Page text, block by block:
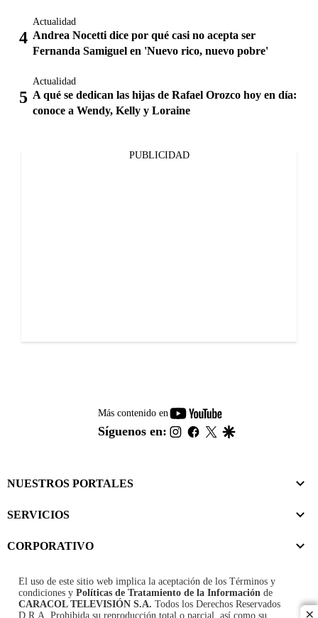
Actualidad
Andrea Nocetti dice por qué casi no acepta ser
Fernanda Samiguel en 'Nuevo rico, nuevo pobre'
Actualidad
A qué se dedican las hijas de Rafael Orozco hoy en día:
conoce a Wendy, Kelly y Loraine
PUBLICIDAD
Más contenido en
youtube-
footer
Síguenos en: instagram
facebook
twitter
NUESTROS PORTALES
SERVICIOS
CORPORATIVO
El uso de este sitio web implica la aceptación de los Términos y
condiciones y Políticas de Tratamiento de la Información de
CARACOL TELEVISIÓN S.A. Todos los Derechos Reservados
D.R.A. Prohibida su reproducción total o parcial, así como su